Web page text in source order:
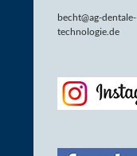
becht@ag-dentale-
technologie.de